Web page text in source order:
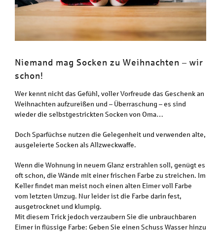
Niemand mag Socken zu Weihnachten – wir
schon!
Wer kennt nicht das Gefühl, voller Vorfreude das Geschenk an
Weihnachten aufzureißen und – Überraschung – es sind
wieder die selbstgestrickten Socken von Oma…
Doch Sparfüchse nutzen die Gelegenheit und verwenden alte,
ausgeleierte Socken als Allzweckwaffe.
Wenn die Wohnung in neuem Glanz erstrahlen soll, genügt es
oft schon, die Wände mit einer frischen Farbe zu streichen. Im
Keller findet man meist noch einen alten Eimer voll Farbe
vom letzten Umzug. Nur leider ist die Farbe darin fest,
ausgetrocknet und klumpig.
Mit diesem Trick jedoch verzaubern Sie die unbrauchbaren
Eimer in flüssige Farbe: Geben Sie einen Schuss Wasser hinzu